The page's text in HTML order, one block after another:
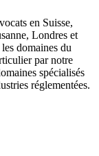
en Suisse,
Londres et
domaines du
par notre
spécialisés
réglementées.